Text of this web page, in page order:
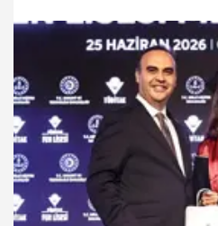
25.07.2026 İddaa